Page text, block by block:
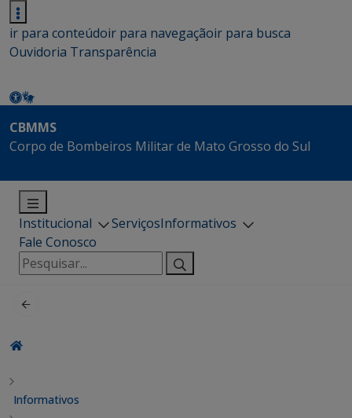
ir para conteúdoir para navegaçãoir para busca
Ouvidoria Transparência
CBMMS
Corpo de Bombeiros Militar de Mato Grosso do Sul
Institucional ServiçosInformativos
Fale Conosco
Pesquisar
por:
Informativos